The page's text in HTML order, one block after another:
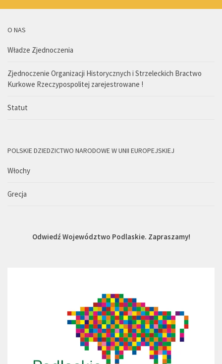
O NAS
Władze Zjednoczenia
Zjednoczenie Organizacji Historycznych i Strzeleckich Bractwo
Kurkowe Rzeczypospolitej zarejestrowane !
Statut
POLSKIE DZIEDZICTWO NARODOWE W UNII EUROPEJSKIEJ
Włochy
Grecja
Odwiedź Województwo Podlaskie. Zapraszamy!